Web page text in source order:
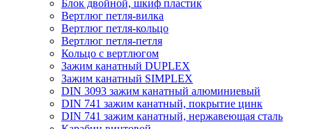
Блок двойной, шкиф пластик
Вертлюг петля-вилка
Вертлюг петля-кольцо
Вертлюг петля-петля
Кольцо с вертлюгом
Зажим канатный DUPLEX
Зажим канатный SIMPLEX
DIN 3093 зажим канатный алюминиевый
DIN 741 зажим канатный, покрытие цинк
DIN 741 зажим канатный, нержавеющая сталь